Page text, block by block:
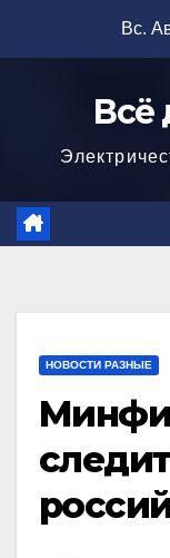
Вс.
Всё
НОВОСТИ РАЗНЫЕ